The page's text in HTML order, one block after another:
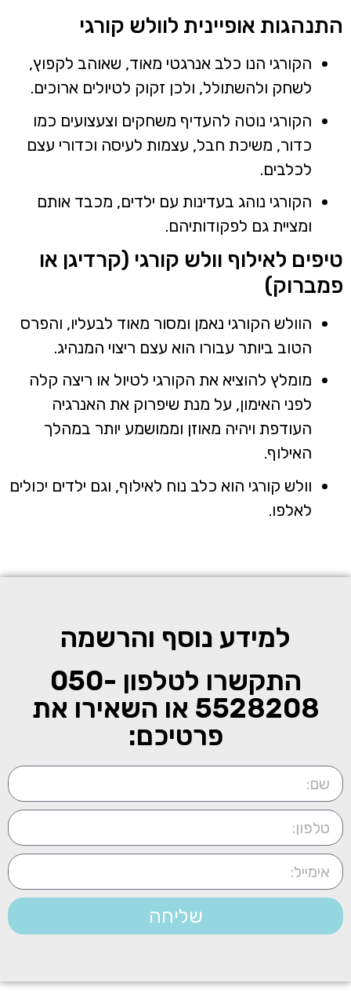
אופיינית לוולש קורגי
הקורגי הנו כלב אנרגטי מאוד, שאוהב לקפוץ,
לשחק ולהשתולל, ולכן זקוק לטיולים ארוכים.
הקורגי נוטה להעדיף משחקים וצעצועים כמו
כדור, משיכת חבל, עצמות לעיסה וכדורי עצם
לכלבים.
הקורגי נוהג בעדינות עם ילדים, מכבד אותם
ומציית גם לפקודותיהם.
לאילוף וולש קורגי (קרדיגן או
הוולש הקורגי נאמן ומסור מאוד לבעליו, והפרס
הטוב ביותר עבורו הוא עצם ריצוי המנהיג.
מומלץ להוציא את הקורגי לטיול או ריצה קלה
לפני האימון, על מנת שיפרוק את האנרגיה
העודפת ויהיה מאוזן וממושמע יותר במהלך
האילוף.
וולש קורגי הוא כלב נוח לאילוף, וגם ילדים יכולים
לאלפו.
למידע נוסף והרשמה
התקשרו לטלפון050-
5528208או השאירו את
פרטיכם:
שליחה